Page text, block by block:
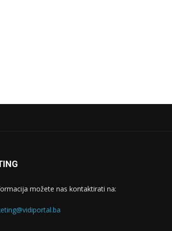
možete nas kontaktirati na: